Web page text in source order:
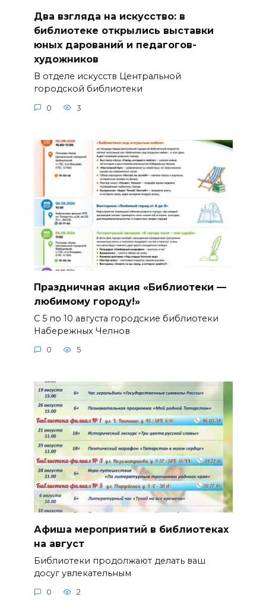
Два взгляда на искусство: в
библиотеке открылись выставки
юных дарований и педагогов-
художников
В отделе искусств Центральной
городской библиотеки
0 3
Праздничная акция «Библиотеки —
любимому городу!»
С 5 по 10 августа городские библиотеки
Набережных Челнов
0 5
Афиша мероприятий в библиотеках
на август
Библиотеки продолжают делать ваш
досуг увлекательным
0 2